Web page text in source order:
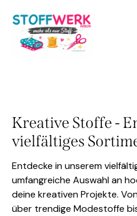
Kreative Stoffe -
vielfältiges
Entdecke in unserem
umfangreiche Auswahl an
deine kreativen Projekte.
über trendige Modestoffe